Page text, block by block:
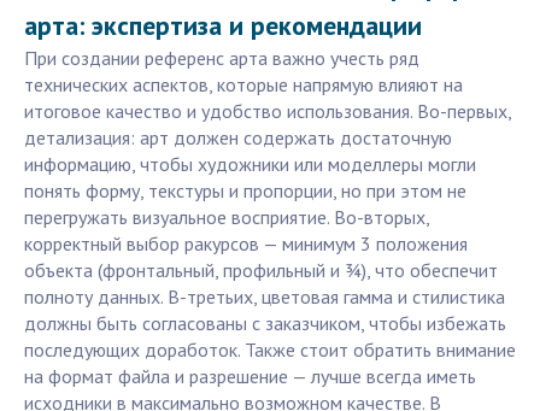
арта: экспертиза и рекомендации
При создании референс арта важно учесть ряд
технических аспектов, которые напрямую влияют на
итоговое качество и удобство использования. Во-первых,
детализация: арт должен содержать достаточную
информацию, чтобы художники или моделлеры могли
понять форму, текстуры и пропорции, но при этом не
перегружать визуальное восприятие. Во-вторых,
корректный выбор ракурсов — минимум 3 положения
объекта (фронтальный, профильный и ¾), что обеспечит
полноту данных. В-третьих, цветовая гамма и стилистика
должны быть согласованы с заказчиком, чтобы избежать
последующих доработок. Также стоит обратить внимание
на формат файла и разрешение — лучше всегда иметь
исходники в максимально возможном качестве. В